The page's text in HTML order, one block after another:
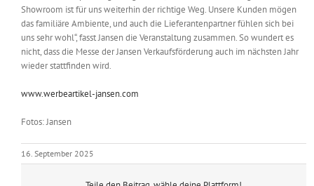
Showroom ist für uns weiterhin der richtige Weg. Unsere Kunden mögen
das familiäre Ambiente, und auch die Lieferantenpartner fühlen sich bei
uns sehr wohl“, fasst Jansen die Veranstaltung zusammen. So wundert es
nicht, dass die Messe der Jansen Verkaufsförderung auch im nächsten Jahr
wieder stattfinden wird.
www.werbeartikel-jansen.com
Fotos: Jansen
16. September 2025